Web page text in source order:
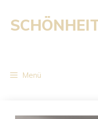
Inhalt
springen
Menü